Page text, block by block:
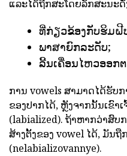
ແລະໄດ້ຖືກສະໂດຍລັກສະນະດັ່
ທີ່ກ່ຽວຂ້ອງກັບຮິມຝີ
ພາສາຍົກລະດັບ;
ລີ້ນເຄື່ອນໄຫວອອກ
ການ vowels ສາມາດໄດ້ຮັບ
ຂອງປາກໄດ້, ຫຼັງຈາກນັ້ນເຂົາ
(labialized). ຖ້າຫາກວ່າສົ
ສ້າງຕັ້ງຂອງ vowel ໄດ້, ມັນຖື
(nelabializovannye).